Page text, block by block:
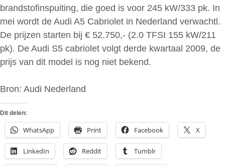
brandstofinspuiting, die goed is voor 245 kW/333 pk. In
mei wordt de Audi A5 Cabriolet in Nederland verwachtl.
De prijzen starten bij € 52.750,- (2.0 TFSI 155 kW/211
pk). De Audi S5 cabriolet volgt derde kwartaal 2009, de
prijs van dit model is nog niet bekend.
Bron: Audi Nederland
Dit delen:
WhatsApp Print Facebook X
LinkedIn Reddit Tumblr